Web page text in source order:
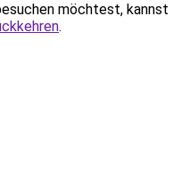
möchtest, kannst
.